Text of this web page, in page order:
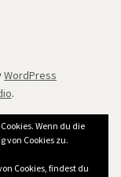
WordPress
.
Wenn du die
von Cookies zu.
Cookies, findest du